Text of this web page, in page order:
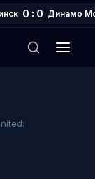
0 : 0 Динамо